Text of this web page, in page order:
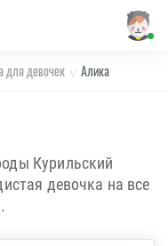
для девочек Алика
Курильский
девочка на все